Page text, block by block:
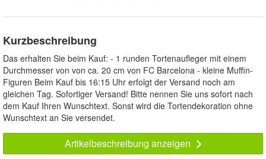
Kurzbeschreibung
Das erhalten Sie beim Kauf: - 1 runden Tortenaufleger mit einem
Durchmesser von von ca. 20 cm von FC Barcelona - kleine Muffin-
Figuren Beim Kauf bis 16:15 Uhr erfolgt der Versand noch am
gleichen Tag. Sofortiger Versand! Bitte nennen Sie uns sofort nach
dem Kauf Ihren Wunschtext. Sonst wird die Tortendekoration ohne
Wunschtext an Sie versendet.
Artikelbeschreibung anzeigen